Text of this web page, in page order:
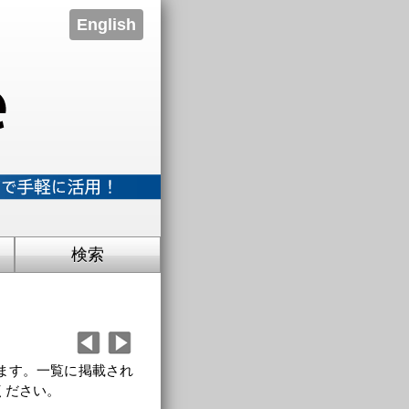
検索
English
す。一覧に掲載され
さい。